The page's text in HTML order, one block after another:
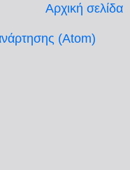
Αρχική σελίδα
(Atom)